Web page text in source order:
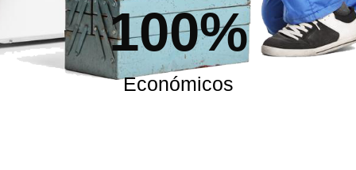
Económicos
100%